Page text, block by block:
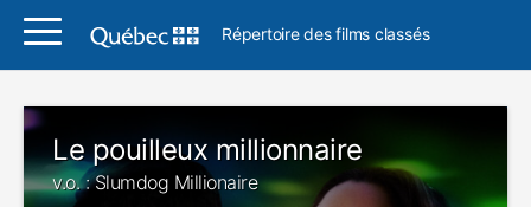
Répertoire des films classés
Le pouilleux millionnaire
v.o. : Slumdog Millionaire